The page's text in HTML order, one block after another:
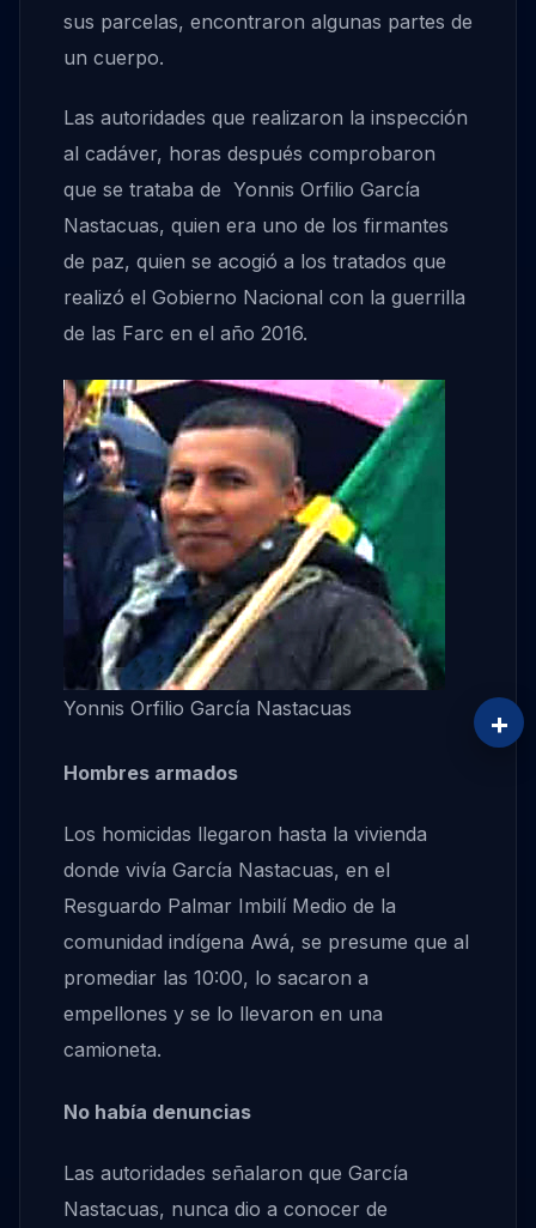
sus parcelas, encontraron algunas partes de
un cuerpo.
Las autoridades que realizaron la inspección
al cadáver, horas después comprobaron
que se trataba de Yonnis Orfilio García
Nastacuas, quien era uno de los firmantes
de paz, quien se acogió a los tratados que
realizó el Gobierno Nacional con la guerrilla
de las Farc en el año 2016.
Yonnis Orfilio García Nastacuas
Hombres armados
Los homicidas llegaron hasta la vivienda
donde vivía García Nastacuas, en el
Resguardo Palmar Imbilí Medio de la
comunidad indígena Awá, se presume que al
promediar las 10:00, lo sacaron a
empellones y se lo llevaron en una
camioneta.
No había denuncias
Las autoridades señalaron que García
Nastacuas, nunca dio a conocer de
+